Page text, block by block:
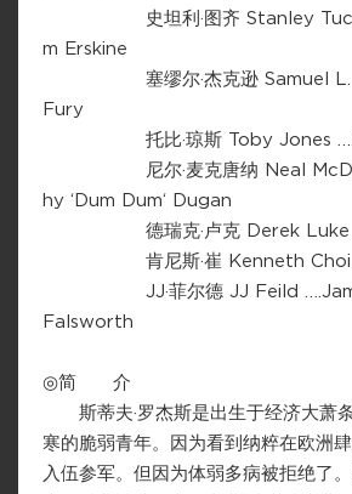
史坦利·图齐 Stanley Tucci
m Erskine
塞缪尔·杰克逊 Samuel L.
Fury
托比·琼斯 Toby Jones
尼尔·麦克唐纳 Neal
hy ‘Dum Dum‘ Dugan
德瑞克·卢克 Derek Luke
肯尼斯·崔 Kenneth Choi
JJ·菲尔德 JJ Feild
Falsworth
◎简 介
斯蒂夫·罗杰斯是出生于经济大萧
寒的脆弱青年。因为看到纳粹在欧洲
入伍参军。但因为体弱多病被拒绝了